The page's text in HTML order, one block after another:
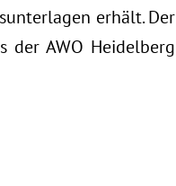
erhält. Der
der AWO Heidelberg